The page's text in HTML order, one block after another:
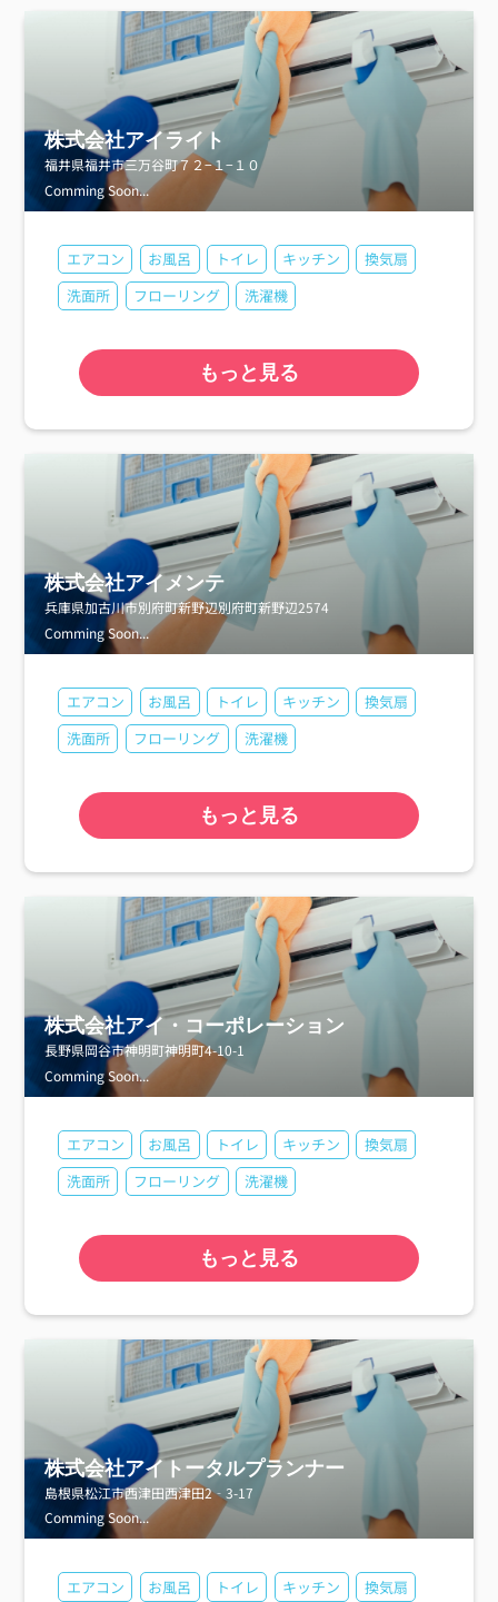
株式会社アイライト
福井県福井市三万谷町７２−１−１０
Comming Soon...
エアコン お風呂 トイレ キッチン
換気扇
洗面所
フローリング 洗濯機
もっと見る
株式会社アイメンテ
兵庫県加古川市別府町新野辺別府町新野辺2574
Comming Soon...
エアコン お風呂 トイレ キッチン
換気扇
洗面所
フローリング 洗濯機
もっと見る
株式会社アイ・コーポレーション
長野県岡谷市神明町神明町4-10-1
Comming Soon...
エアコン お風呂 トイレ キッチン
換気扇
洗面所
フローリング 洗濯機
もっと見る
株式会社アイトータルプランナー
島根県松江市西津田西津田2‐3-17
Comming Soon...
エアコン お風呂 トイレ キッチン 換気扇